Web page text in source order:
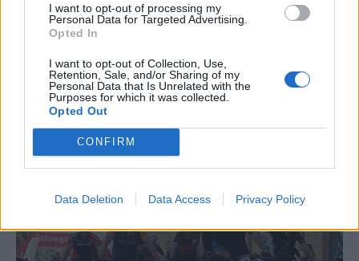
I want to opt-out of processing my
Personal Data for Targeted Advertising.
Opted In
I want to opt-out of Collection, Use,
Retention, Sale, and/or Sharing of my
Personal Data that Is Unrelated with the
Purposes for which it was collected.
Opted Out
CONFIRM
Data Deletion Data Access Privacy Policy
La Cursa de l’Aldea segona d’etiqueta d’or de la
Running Sèries Terres de l’Ebre
09 maig 2026